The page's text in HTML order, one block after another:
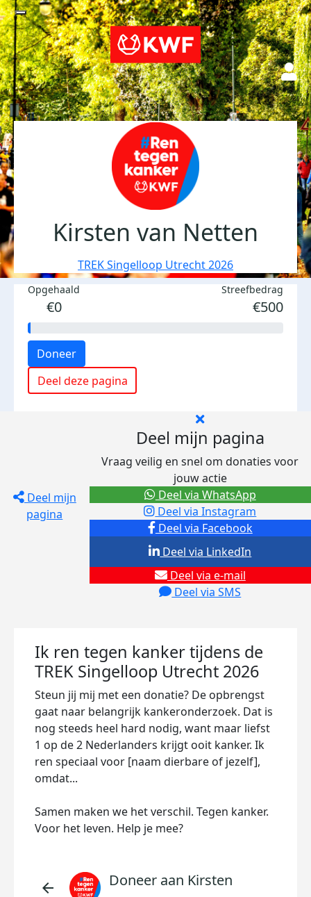
Kirsten van Netten
TREK Singelloop Utrecht 2026
Opgehaald
€0
Streefbedrag
€500
Doneer
Deel deze pagina
Deel mijn
pagina
Deel mijn pagina
Vraag veilig en snel om donaties voor
jouw actie
Deel via Facebook
Deel via Instagram
Deel via e-mail
Deel via SMS
Deel via LinkedIn
Deel via WhatsApp
Ik ren tegen kanker tijdens de
TREK Singelloop Utrecht 2026
Steun jij mij met een donatie? De opbrengst
gaat naar belangrijk kankeronderzoek. Dat is
nog steeds heel hard nodig, want maar liefst
1 op de 2 Nederlanders krijgt ooit kanker. Ik
ren speciaal voor [naam dierbare of jezelf],
omdat...
Samen maken we het verschil. Tegen kanker.
Voor het leven. Help je mee?
arrow_back Doneer aan Kirsten